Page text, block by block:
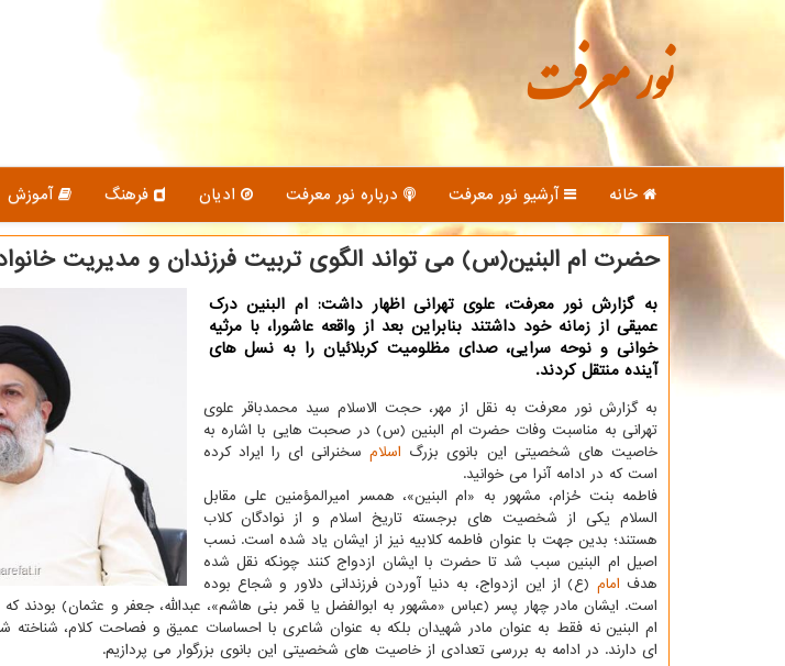
نور معرفت
خانه آرشیو نور معرفت درباره نور معرفت ادیان فرهنگ آموزش
حضرت ام البنین(س) می تواند الگوی تربیت فرزندان و مدیریت
به گزارش نور معرفت، علوی تهرانی اظهار داشت: ام البنین درک
عمیقی از زمانه خود داشتند بنابراین بعد از واقعه عاشورا، با مرثیه
خوانی و نوحه سرایی، صدای مظلومیت کربلائیان را به نسل های
آینده منتقل کردند.
به گزارش نور معرفت به نقل از مهر، حجت الاسلام سید محمدباقر علوی
تهرانی به مناسبت وفات حضرت ام البنین (س) در صحبت هایی با اشاره به
خاصیت های شخصیتی این بانوی بزرگ اسلامسخنرانی ای را ایراد کرده
است که در ادامه آنرا می خوانید.
فاطمه بنت حُزام، مشهور به «ام البنین»، همسر امیرالمؤمنین علی مقابل
السلام یکی از شخصیت های برجسته تاریخ اسلام و از نوادگان کلاب
هستند؛ بدین جهت با عنوان فاطمه کلابیه نیز از ایشان یاد شده است. نسب
اصیل ام البنین سبب شد تا حضرت با ایشان ازدواج کنند چونکه نقل شده
هدف امام (ع) از این ازدواج، به دنیا آوردن فرزندانی دلاور و شجاع بوده
است. ایشان مادر چهار پسر (عباس «مشهور به ابوالفضل یا قمر بنی هاشم»، عبدالله، جعفر و عثمان) بودند
ام البنین نه فقط به عنوان مادر شهیدان بلکه به عنوان شاعری با احساسات عمیق و فصاحت کلام، شناخته
ای دارند. در ادامه به بررسی تعدادی از خاصیت های شخصیتی این بانوی بزرگوار می پردازیم.